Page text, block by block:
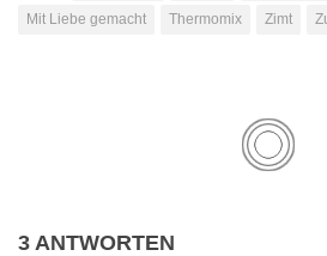
Mit Liebe gemacht
Thermomix Zimt
3 ANTWORTEN